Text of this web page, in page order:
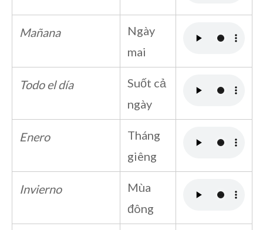
Mañana
Ngày
mai
Todo el día
Suốt cả
ngày
Enero
Tháng
giêng
Invierno
Mùa
đông